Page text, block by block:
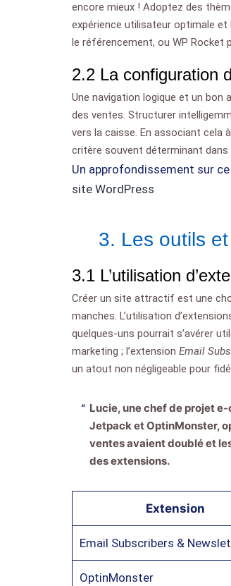
encore mieux ! Adoptez des
expérience utilisateur optimale et
le référencement, ou WP Rocket
2.2 La configuration
Une navigation logique et un bon
des ventes. Structurer
vers la caisse. En associant cela
critère souvent déterminant dans
Un approfondissement sur
site WordPress
3. Les outils
3.1 L’utilisation
Créer un site attractif est une
manches. L’utilisation
quelques-uns pourrait s’avérer
marketing ; l’extension Email
un atout non négligeable pour
Lucie, une chef de projet
Jetpack et OptinMonster,
ventes avaient doublé et
des extensions.
Extension
Email Subscribers &
OptinMonster